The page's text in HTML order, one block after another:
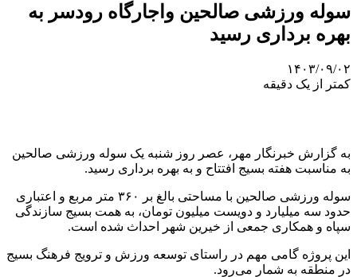
سوله ورزشی صالحین واجارگاه رودسر به
بهره برداری رسید
۱۴۰۳/۰۹/۰۲
کمتر از یک دقیقه
به گزارش خبرنگار مهر، عصر روز شنبه یک سوله ورزشی صالحین
به مناسبت هفته بسیج افتتاح و به بهره برداری رسید.
سوله ورزشی صالحین
با مساحتی بالغ بر ۳۶۰ متر مربع و اعتباری
حدود سه میلیارد و دویست میلیون تومان، به همت بسیج سازندگی
سپاه و همکاری جمعی از خیرین شهر احداث شده است.
این پروژه گامی مهم در راستای توسعه ورزش و ترویج فرهنگ بسیج
در منطقه به شمار می‌رود.